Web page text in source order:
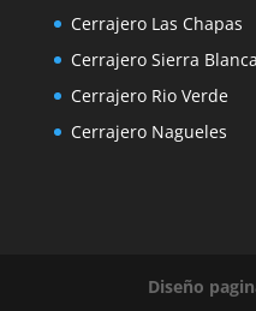
Cerrajero Las Chapas
Cerrajero Sierra Blanca
Cerrajero Rio Verde
Cerrajero Nagueles
Diseño